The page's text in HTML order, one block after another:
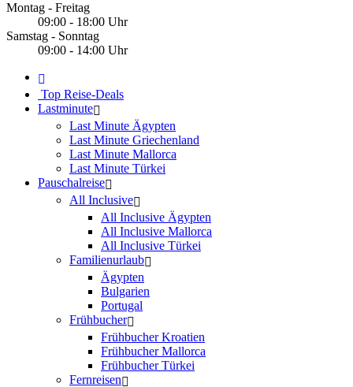
Montag - Freitag
09:00 - 18:00 Uhr
Samstag - Sonntag
09:00 - 14:00 Uhr
Top Reise-Deals
Lastminute
Last Minute Ägypten
Last Minute Griechenland
Last Minute Mallorca
Last Minute Türkei
Pauschalreise
All Inclusive
All Inclusive Ägypten
All Inclusive Mallorca
All Inclusive Türkei
Familienurlaub
Ägypten
Bulgarien
Portugal
Frühbucher
Frühbucher Kroatien
Frühbucher Mallorca
Frühbucher Türkei
Fernreisen